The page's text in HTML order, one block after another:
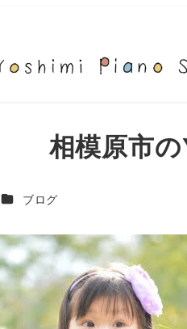
相模原市
カテゴリー
ブログ